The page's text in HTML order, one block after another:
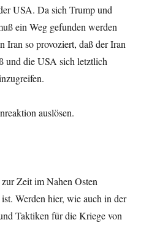
USA. Da sich Trump und
ein Weg gefunden werden
Iran so provoziert, daß der Iran
und die USA sich letztlich
auslösen.
Zeit im Nahen Osten
Werden hier, wie auch in der
Taktiken für die Kriege von